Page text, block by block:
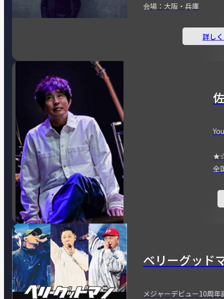
会場：大阪・兵庫
詳し
全
ベリーグッド
メジャーデビュー10周